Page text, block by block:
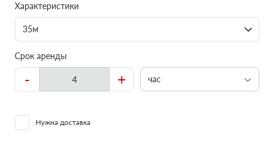
Характеристики
35м
Срок аренды
- + час
Нужна доставка